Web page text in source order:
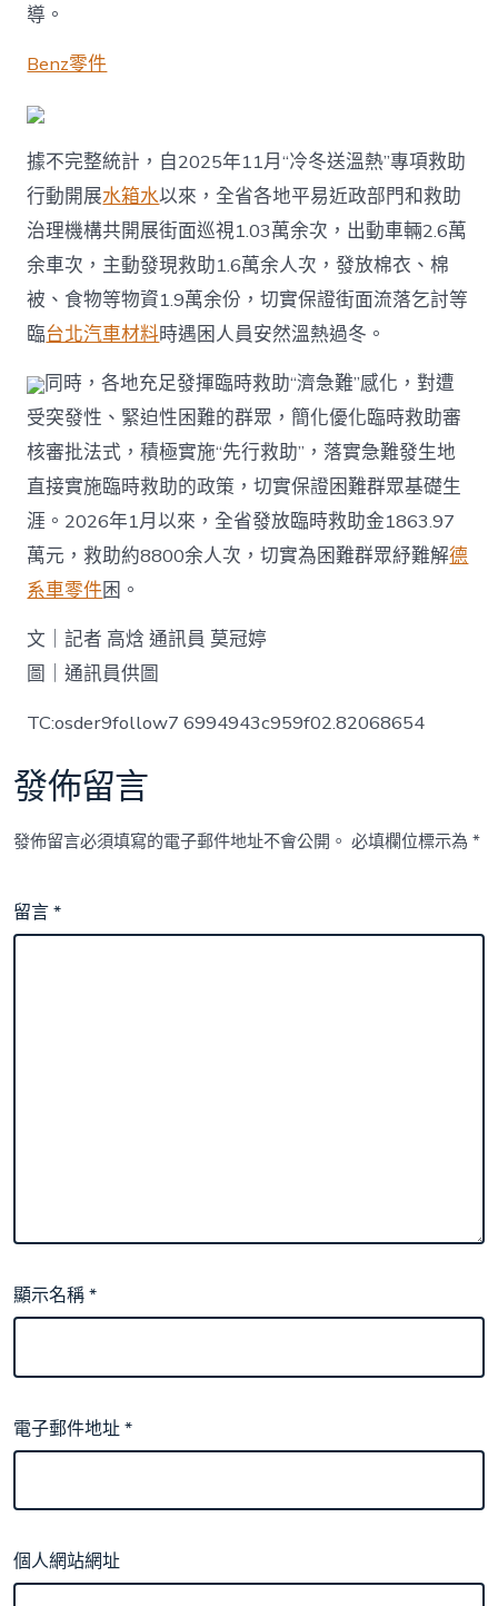
導。
Benz零件
據不完整統計，自2025年11月“冷冬送溫熱”專項救助
行動開展水箱水以來，全省各地平易近政部門和救助
治理機構共開展街面巡視1.03萬余次，出動車輛2.6萬
余車次，主動發現救助1.6萬余人次，發放棉衣、棉
被、食物等物資1.9萬余份，切實保證街面流落乞討等
臨台北汽車材料時遇困人員安然溫熱過冬。
同時，各地充足發揮臨時救助“濟急難”感化，對遭
受突發性、緊迫性困難的群眾，簡化優化臨時救助審
核審批法式，積極實施“先行救助”，落實急難發生地
直接實施臨時救助的政策，切實保證困難群眾基礎生
涯。2026年1月以來，全省發放臨時救助金1863.97
萬元，救助約8800余人次，切實為困難群眾紓難解德
系車零件困。
文｜記者 高焓 通訊員 莫冠婷
圖｜通訊員供圖
TC:osder9follow7 6994943c959f02.82068654
發佈留言
發佈留言必須填寫的電子郵件地址不會公開。 必填欄位標示為*
留言*
顯示名稱*
電子郵件地址*
個人網站網址